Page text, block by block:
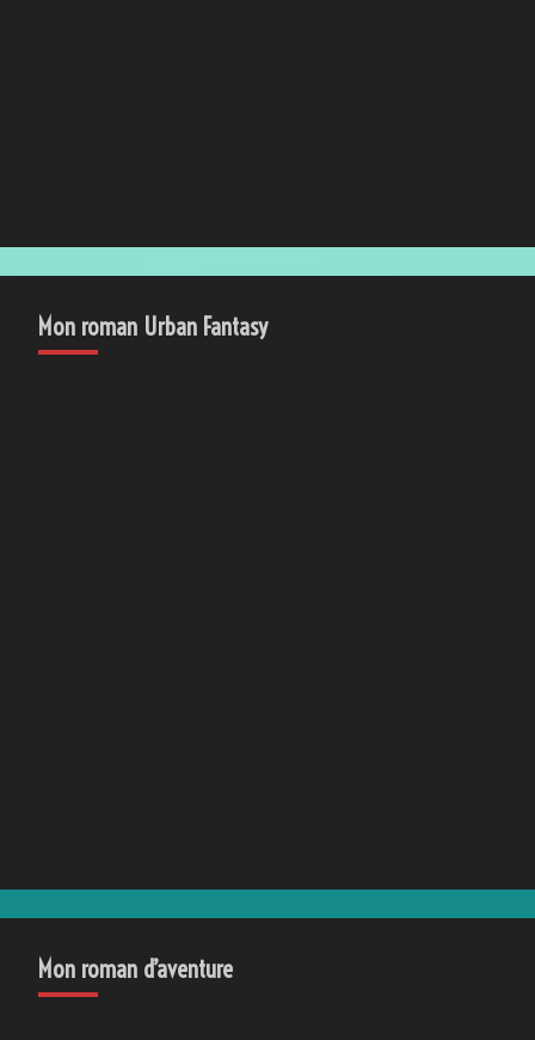
Mon roman Urban Fantasy
Mon roman d’aventure